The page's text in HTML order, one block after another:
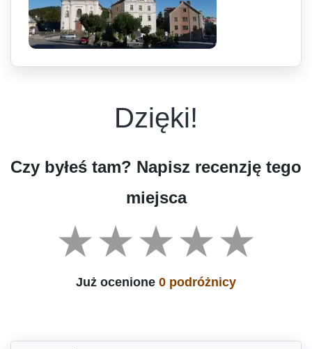
Dzięki!
Czy byłeś tam? Napisz recenzję tego
miejsca
Już ocenione 0 podróżnicy